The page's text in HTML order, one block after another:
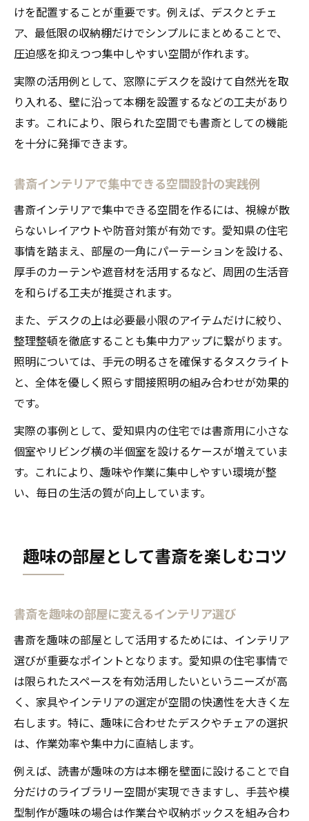
けを配置することが重要です。例えば、デスクとチェ
ア、最低限の収納棚だけでシンプルにまとめることで、
圧迫感を抑えつつ集中しやすい空間が作れます。
実際の活用例として、窓際にデスクを設けて自然光を取
り入れる、壁に沿って本棚を設置するなどの工夫があり
ます。これにより、限られた空間でも書斎としての機能
を十分に発揮できます。
書斎インテリアで集中できる空間設計の実践例
書斎インテリアで集中できる空間を作るには、視線が散
らないレイアウトや防音対策が有効です。愛知県の住宅
事情を踏まえ、部屋の一角にパーテーションを設ける、
厚手のカーテンや遮音材を活用するなど、周囲の生活音
を和らげる工夫が推奨されます。
また、デスクの上は必要最小限のアイテムだけに絞り、
整理整頓を徹底することも集中力アップに繋がります。
照明については、手元の明るさを確保するタスクライト
と、全体を優しく照らす間接照明の組み合わせが効果的
です。
実際の事例として、愛知県内の住宅では書斎用に小さな
個室やリビング横の半個室を設けるケースが増えていま
す。これにより、趣味や作業に集中しやすい環境が整
い、毎日の生活の質が向上しています。
趣味の部屋として書斎を楽しむコツ
書斎を趣味の部屋に変えるインテリア選び
書斎を趣味の部屋として活用するためには、インテリア
選びが重要なポイントとなります。愛知県の住宅事情で
は限られたスペースを有効活用したいというニーズが高
く、家具やインテリアの選定が空間の快適性を大きく左
右します。特に、趣味に合わせたデスクやチェアの選択
は、作業効率や集中力に直結します。
例えば、読書が趣味の方は本棚を壁面に設けることで自
分だけのライブラリー空間が実現できますし、手芸や模
型制作が趣味の場合は作業台や収納ボックスを組み合わ